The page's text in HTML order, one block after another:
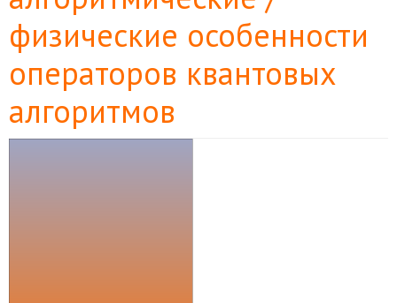
физические особенности
операторов квантовых
алгоритмов